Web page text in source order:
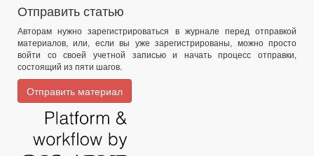
Отправить статью
Авторам нужно зарегистрироваться в журнале перед отправкой
материалов, или, если вы уже зарегистрированы, можно просто
войти со своей учетной записью и начать процесс отправки,
состоящий из пяти шагов.
Отправить материал